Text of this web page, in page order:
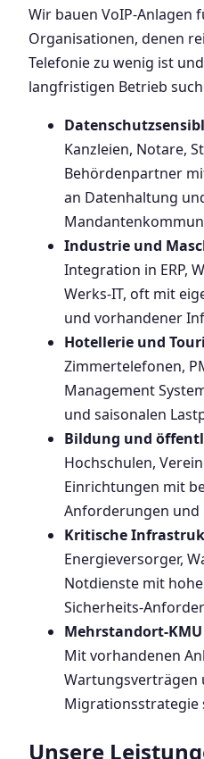
Wir bauen VoIP-Anlagen
Organisationen, denen
Telefonie zu wenig ist
langfristigen Betrieb
Kanzleien, Notare,
Behördenpartner
an Datenhaltung
Industrie und
Integration in ERP,
Werks-IT, oft mit
und vorhandener
Hotellerie und
Zimmertelefonen,
Management
und saisonalen
Bildung und
Hochschulen,
Einrichtungen mit
Anforderungen und
Kritische
Energieversorger,
Notdienste mit
Sicherheits-
Mehrstandort-
Mit vorhandenen
Wartungsverträgen
Migrationsstrategie
Unsere